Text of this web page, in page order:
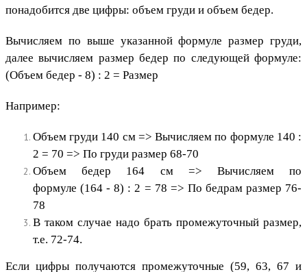
понадобится две цифры: объем груди и объем бедер.
Вычисляем по выше указанной формуле размер груди,
далее вычисляем размер бедер по следующей формуле:
(Объем бедер - 8) : 2 = Размер
Например:
Объем груди 140 см =>Вычисляем по формуле 140 :
2 = 70 => По груди размер 68-70
Объем бедер 164 см => Вычисляем по
формуле(164 - 8) : 2 = 78 => По бедрам размер 76-
78
В таком случае надо брать промежуточный размер,
т.е. 72-74.
​Если цифры получаются промежуточные (59, 63, 67 и